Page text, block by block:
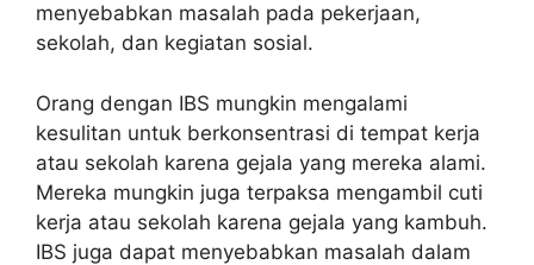
menyebabkan masalah pada pekerjaan,
sekolah, dan kegiatan sosial.
Orang dengan IBS mungkin mengalami
kesulitan untuk berkonsentrasi di tempat kerja
atau sekolah karena gejala yang mereka alami.
Mereka mungkin juga terpaksa mengambil cuti
kerja atau sekolah karena gejala yang kambuh.
IBS juga dapat menyebabkan masalah dalam